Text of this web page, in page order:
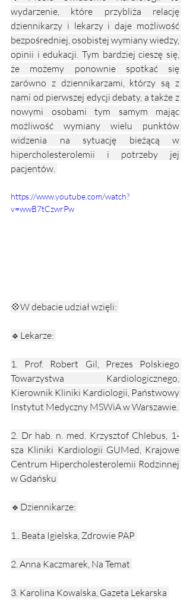
wydarzenie, które przybliża relację
dziennikarzy i lekarzy i daje możliwość
bezpośredniej, osobistej wymiany wiedzy,
opinii i edukacji. Tym bardziej cieszę się,
że możemy ponownie spotkać się
zarówno z dziennikarzami, którzy są z
nami od pierwszej edycji debaty, a także z
nowymi osobami tym samym mając
możliwość wymiany wielu punktów
widzenia na sytuację bieżącą w
hipercholesterolemii i potrzeby jej
pacjentów.
https://www.youtube.com/watch?
v=wwB7tCzwrPw
💠W debacie udział wzięli:
🔹Lekarze:
1. Prof. Robert Gil, Prezes Polskiego
Towarzystwa Kardiologicznego,
Kierownik Kliniki Kardiologii, Państwowy
2. Dr hab. n. med. Krzysztof Chlebus, 1-
sza Kliniki Kardiologii GUMed, Krajowe
Centrum Hipercholesterolemii Rodzinnej
w Gdańsku
🔹Dziennikarze:
1.. Beata Igielska, Zdrowie PAP
2. Anna Kaczmarek, Na Temat
3. Karolina Kowalska, Gazeta Lekarska